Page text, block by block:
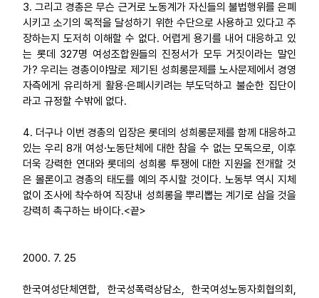
3. 그리고 경총은 무슨 근거로 노동계가 자신들의 불법행위를 은폐
시키고 소기의 목적을 달성하기 위한 수단으로 사용하고 있다고 주
장하는지 도저히 이해할 수 없다. 어렵게 용기를 내어 대응하고 있
는 롯데 327명 여성조합원들의 진정서가 모두 거짓이라는 말인
가? 우리는 경총이야말로 제기된 성희롱문제를 노사문제에서 경영
자측에게 유리하게 활용·은폐시키려는 부도덕하고 불순한 집단이
라고 규정할 수밖에 없다.
4. 더구나 이번 경총의 입장은 롯데의 성희롱문제를 함께 대응하고
있는 우리 8개 여성·노동단체에 대한 참을 수 없는 모독으로, 이후
더욱 강력한 연대와 롯데의 성희롱 투쟁에 대한 지원을 전개할 것
은 몰론이고 경총의 태도를 예의 주시할 것이다. 노동부 역시 지체
없이 조사에 착수하여 직장내 성희롱을 뿌리뽑는 계기로 삼을 것을
강력히 촉구하는 바이다.<끝>
2000. 7. 25
한국여성단체연합, 한국성폭력상담소, 한국여성노동자회협의회,